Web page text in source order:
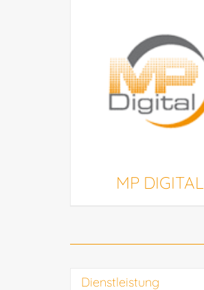
MP DIGITAL
Dienstleistung